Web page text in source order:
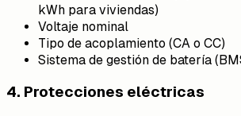
kWh para viviendas)
Voltaje nominal
Tipo de acoplamiento (CA o CC)
Sistema de gestión de batería
4. Protecciones eléctricas